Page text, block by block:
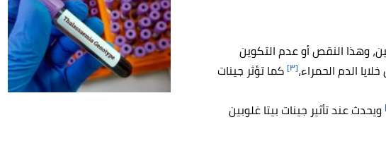
وهذا النقص أو عدم التكوين
الدم الحمراء،[٣]
كما تؤثر جينات
ويحدث عند تأثير جينات بيتا غلوبين